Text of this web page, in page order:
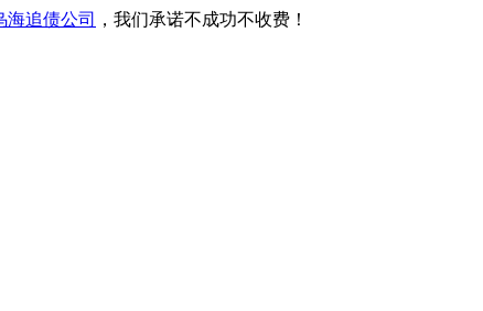
海追债公司 ，我们承诺不成功不收费！